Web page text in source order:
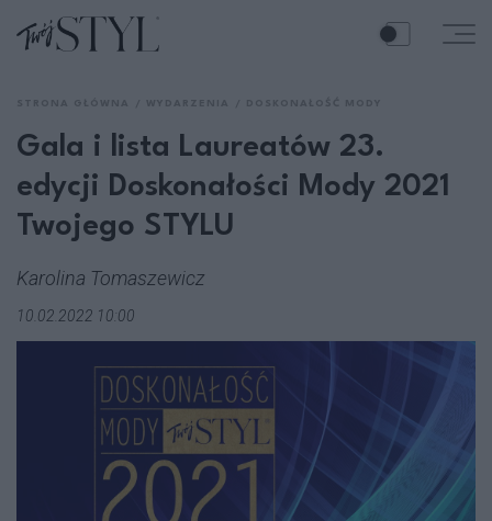
Gala i lista Laureatów 23.
edycji Doskonałości Mody 2021
Twojego STYLU
Karolina Tomaszewicz
10.02.2022 10:00